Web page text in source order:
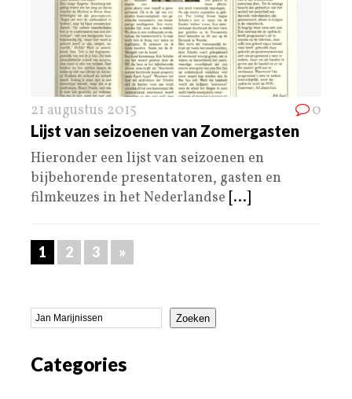
21 augustus 2015 0
Lijst van seizoenen van Zomergasten
Hieronder een lijst van seizoenen en
bijbehorende presentatoren, gasten en
filmkeuzes in het Nederlandse [...]
1 2 3 »
Zoeken
Categories